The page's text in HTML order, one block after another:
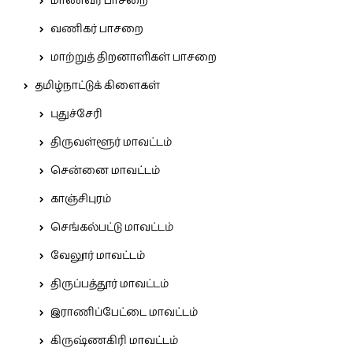
வணிகர் பாசறை
மாற்றுத் திறனாளிகள் பாசறை
தமிழ்நாட்டுக் கிளைகள்
புதுச்சேரி
திருவள்ளூர் மாவட்டம்
சென்னை மாவட்டம்
காஞ்சிபுரம்
செங்கல்பட்டு மாவட்டம்
வேலூர் மாவட்டம்
திருப்பத்தூர் மாவட்டம்
இராணிப்பேட்டை மாவட்டம்
கிருஷ்ணகிரி மாவட்டம்